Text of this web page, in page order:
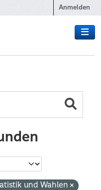
Anmelden
und Wahlen